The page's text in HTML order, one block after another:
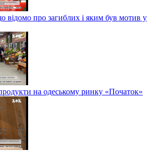
відомо про загиблих і яким був мотив у
на одеському ринку «Початок»